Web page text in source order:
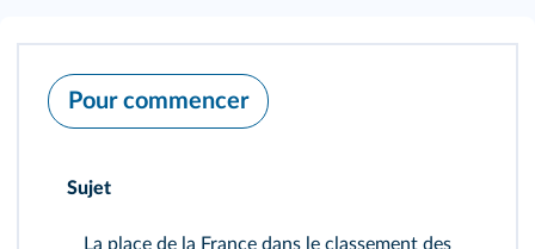
Pour commencer
Sujet
La place de la France dans le classement des